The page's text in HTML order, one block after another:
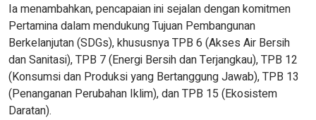
Ia menambahkan, pencapaian ini sejalan dengan komitmen
Pertamina dalam mendukung Tujuan Pembangunan
Berkelanjutan (SDGs), khususnya TPB 6 (Akses Air Bersih
dan Sanitasi), TPB 7 (Energi Bersih dan Terjangkau), TPB 12
(Konsumsi dan Produksi yang Bertanggung Jawab), TPB 13
(Penanganan Perubahan Iklim), dan TPB 15 (Ekosistem
Daratan).